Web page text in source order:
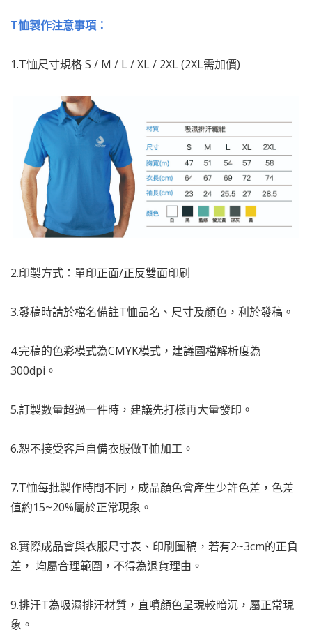
T恤製作注意事項：
1.T恤尺寸規格 S / M / L / XL / 2XL (2XL需加價)
2.印製方式：單印正面/正反雙面印刷
3.發稿時請於檔名備註T恤品名、尺寸及顏色，利於發稿。
4.完稿的色彩模式為CMYK模式，建議圖檔解析度為
300dpi。
5.訂製數量超過一件時，建議先打樣再大量發印。
6.恕不接受客戶自備衣服做T恤加工。
7.T恤每批製作時間不同，成品顏色會產生少許色差，色差
值約15~20%屬於正常現象。
8.實際成品會與衣服尺寸表、印刷圖稿，若有2~3cm的正負
差， 均屬合理範圍，不得為退貨理由。
9.排汗T為吸濕排汗材質，直噴顏色呈現較暗沉，屬正常現
象。